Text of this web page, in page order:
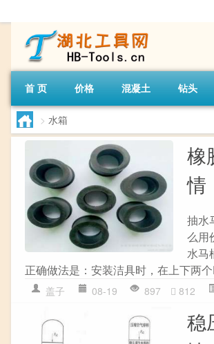
首 页 价格 混凝土 钻头
> 水箱
橡
情
抽水
么用
水马
正确做法是：安装洁具时，在上下两
盖子 08-19 897 812
稳